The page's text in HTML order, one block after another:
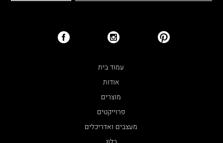
עמוד בית
אודות
מוצרים
פרוייקטים
מעצבים ואדריכלים